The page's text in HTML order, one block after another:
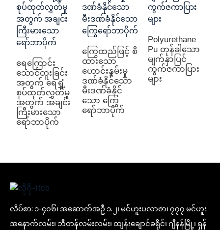
ရေကြောင်း
သောင်တူးခြင်း
အတွက် ရေရွှံ့
စုပ်ထုတ်လွှတ်မှု
အတွက် အချင်း
ကြီးမားသော
ရော်ဘာပိုက်
ကြွေထည်ဖြင့် စီ
ထားသော
ဟောင်းနွမ်းမှု
ဒဏ်ခံနိုင်သော
မီးဒဏ်ခံနိုင်
သော ကြွေ
ရော်ဘာပိုက်
Polyurethane
Pu တုန်ခါသော
မျက်နှာပြင်
ကွက်ဇကာပြား
များ
လိပ်စာ: ၁-၄၀၆၊ အဆောက်အဦ ၁.၂၊ မင်ဟူးပလာဇာ၊ ၇၇၇ မင်ဟူး
အနောက်လမ်း၊ ဘီတန်လမ်းလမ်း၊ ထျန်းချောင်ခရိုင်၊ ဂျီနန်မြို့၊ ရှန်